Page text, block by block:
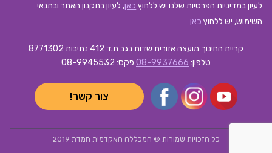
צור קשר!
לעיון במדיניות הפרטיות שלנו יש ללחוץ כאן, לעיון בתקנון האתר ובתנאי
השימוש, יש ללחוץ כאן
קריית החינוך מועצה אזורית שדות נגב ת.ד 412 נתיבות 8771302
טלפון: 08-9937666 פקס: 08-9945532
כל הזכויות שמורות © המכללה האקדמית חמדת 2019